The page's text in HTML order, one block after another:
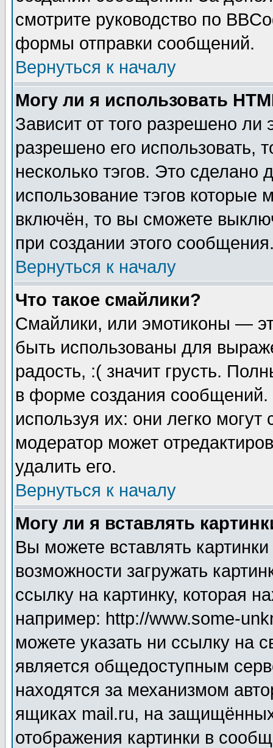
смотрите руководство по
формы отправки сообщений.
Вернуться к началу
Могу ли я использовать
Зависит от того разрешено
разрешено его использовать,
несколько тэгов. Это сделано
использование тэгов
включён, то вы сможете
при создании этого
Вернуться к началу
Что такое смайлики?
Смайлики, или эмотиконы —
быть использованы для
радость, :( значит грусть.
в форме создания сообщений.
используя их: они легко
модератор может
удалить его.
Вернуться к началу
Могу ли я вставлять
Вы можете вставлять
возможности загружать
ссылку на картинку, которая
например: http://www.some-
можете указать ни ссылку на
является общедоступным
находятся за механизмом
ящиках mail.ru, на
отображения картинки в